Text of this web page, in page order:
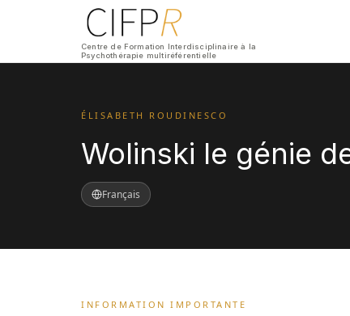
Centre de Formation Interdisciplinaire à la
Psychothérapie multiréférentielle
ÉLISABETH ROUDINESCO
Wolinski le génie
Français
INFORMATION IMPORTANTE